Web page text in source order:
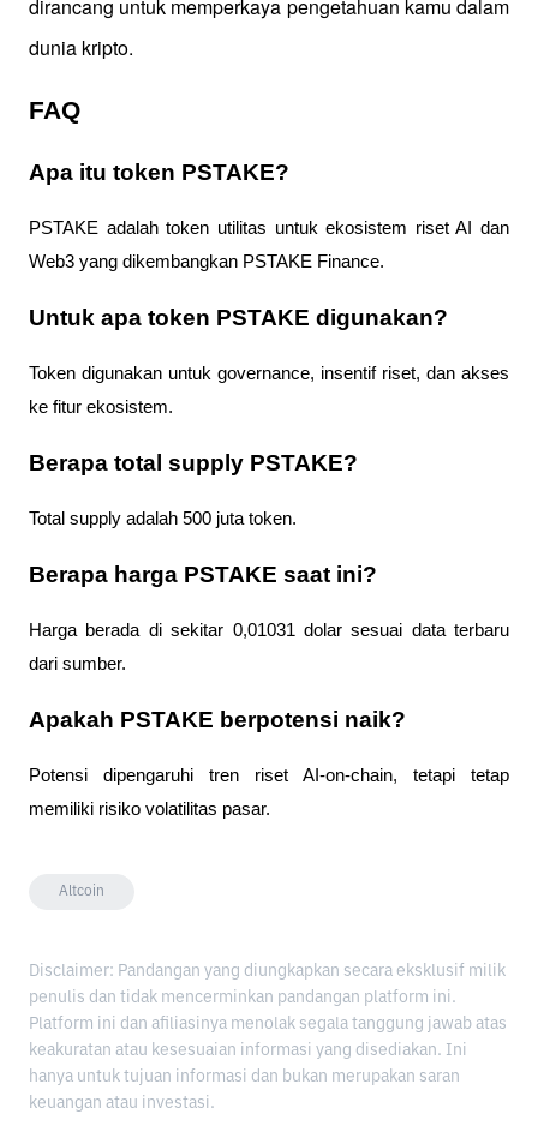
dirancang untuk memperkaya pengetahuan kamu dalam
dunia kripto.
FAQ
Apa itu token PSTAKE?
PSTAKE adalah token utilitas untuk ekosistem riset AI dan
Web3 yang dikembangkan PSTAKE Finance.
Untuk apa token PSTAKE digunakan?
Token digunakan untuk governance, insentif riset, dan akses
ke fitur ekosistem.
Berapa total supply PSTAKE?
Total supply adalah 500 juta token.
Berapa harga PSTAKE saat ini?
Harga berada di sekitar 0,01031 dolar sesuai data terbaru
dari sumber.
Apakah PSTAKE berpotensi naik?
Potensi dipengaruhi tren riset AI-on-chain, tetapi tetap
memiliki risiko volatilitas pasar.
Altcoin
Disclaimer: Pandangan yang diungkapkan secara eksklusif milik
penulis dan tidak mencerminkan pandangan platform ini.
Platform ini dan afiliasinya menolak segala tanggung jawab atas
keakuratan atau kesesuaian informasi yang disediakan. Ini
hanya untuk tujuan informasi dan bukan merupakan saran
keuangan atau investasi.